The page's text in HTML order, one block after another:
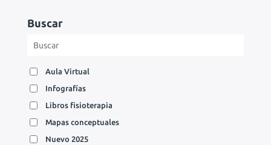
Buscar
Aula Virtual
Infografías
Libros fisioterapia
Mapas conceptuales
Nuevo 2025